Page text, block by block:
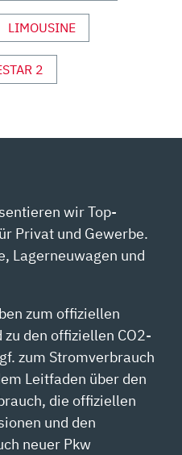
LIMOUSINE
2
wir Top-
Privat und Gewerbe.
Lagerneuwagen und
zum offiziellen
den offiziellen CO2-
zum Stromverbrauch
Leitfaden über den
die offiziellen
und den
neuer Pkw